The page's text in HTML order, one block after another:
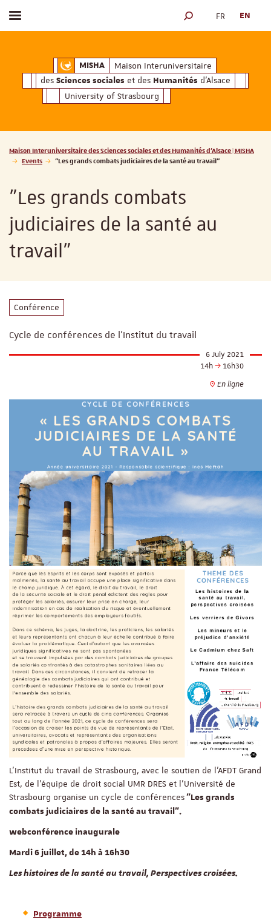
MISHAMaison Interuniversitaire des
Maison Interuniversitaire
des Sciences sociales et des Humanités d'Alsace
University of Strasbourg
Toggle menu SEARCH ENGINE
FR EN
Vous êtes ici :
Maison Interuniversitaire des Sciences sociales et des Humanités d'Alsace | MISHA
Events
"Les grands combats judiciaires de la santé au travail"
"Les grands combats
judiciaires de la santé au
travail"
Conférence
Cycle de conférences de l'Institut du travail
6 July 2021
14h
16h30
En ligne
L'Institut du travail de Strasbourg, avec le soutien de l'AFDT Grand
Est, de l’équipe de droit social UMR DRES et l'Université de
Strasbourg organise un cycle de conférences"Les grands
combats judiciaires de la santé au travail".
webconférence inaugurale
Mardi 6 juillet, de 14h à 16h30
Les histoires de la santé au travail, Perspectives croisées.
Programme